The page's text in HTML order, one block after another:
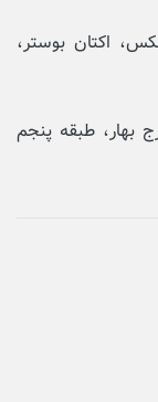
اکتان بوستر،
بهار، طبقه پنجم